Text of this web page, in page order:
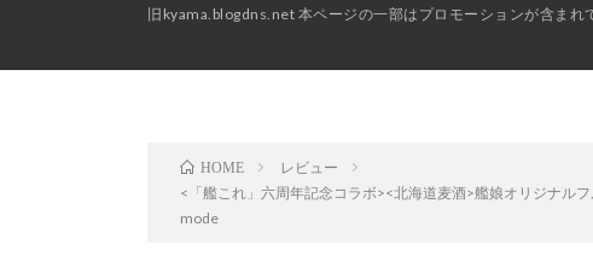
旧kyama.blogdns.net 本ページの一部はプロモーションが含まれ
HOME
レビュー
<「艦これ」六周年記念コラボ><北海道麦酒>艦娘オリジナル
mode